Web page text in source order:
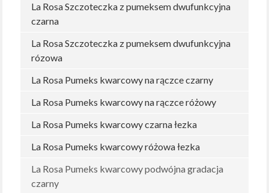
La Rosa Szczoteczka z pumeksem dwufunkcyjna
czarna
La Rosa Szczoteczka z pumeksem dwufunkcyjna
rózowa
La Rosa Pumeks kwarcowy na rączce czarny
La Rosa Pumeks kwarcowy na rączce różowy
La Rosa Pumeks kwarcowy czarna łezka
La Rosa Pumeks kwarcowy różowa łezka
La Rosa Pumeks kwarcowy podwójna gradacja
czarny